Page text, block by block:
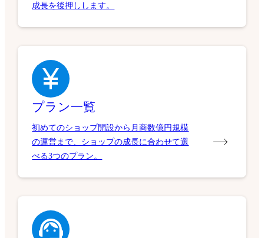
成長を後押しします。
プラン一覧
初めてのショップ開設から月商数億円規模
の運営まで、ショップの成長に合わせて選
べる3つのプラン。